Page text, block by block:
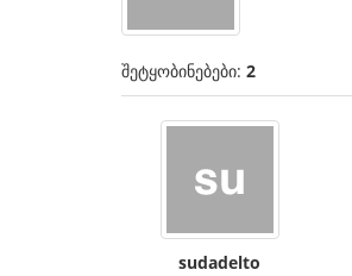
შეტყობინებები: 2
sudadelto